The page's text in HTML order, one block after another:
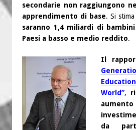
secondarie non raggiungono
apprendimento di base. Si stima
saranno 1,4 miliardi di
Paesi a basso e medio reddito.
Il
World”,
da